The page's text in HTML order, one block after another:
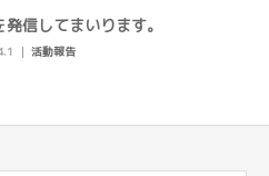
発信してまいります。
活動報告